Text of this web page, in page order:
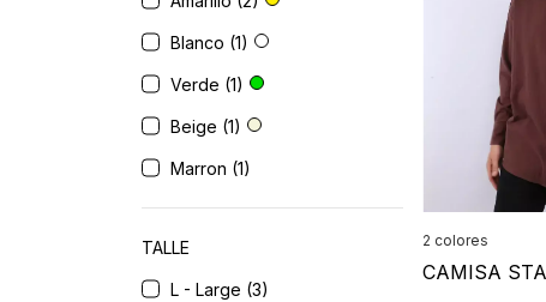
Blanco (1)
Verde (1)
Beige (1)
Marron (1)
TALLE
L - Large (3)
CAMISA
2 colores